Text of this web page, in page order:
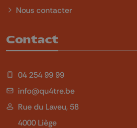
Nous contacter
Contact
04 254 99 99
info@qu4tre.be
Rue du Laveu, 58
4000 Liège